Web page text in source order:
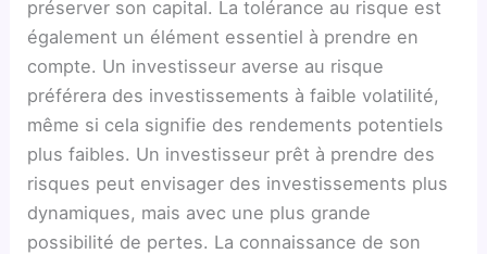
préserver son capital. La tolérance au risque est
également un élément essentiel à prendre en
compte. Un investisseur averse au risque
préférera des investissements à faible volatilité,
même si cela signifie des rendements potentiels
plus faibles. Un investisseur prêt à prendre des
risques peut envisager des investissements plus
dynamiques, mais avec une plus grande
possibilité de pertes. La connaissance de son